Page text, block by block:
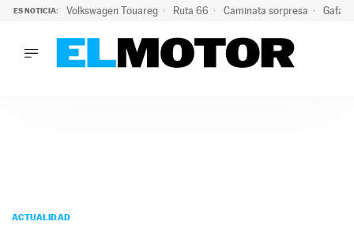
ES NOTICIA: Volkswagen Touareg Ruta 66 Caminata sorpresa Gafas
PODCAST
ACTUALIDAD